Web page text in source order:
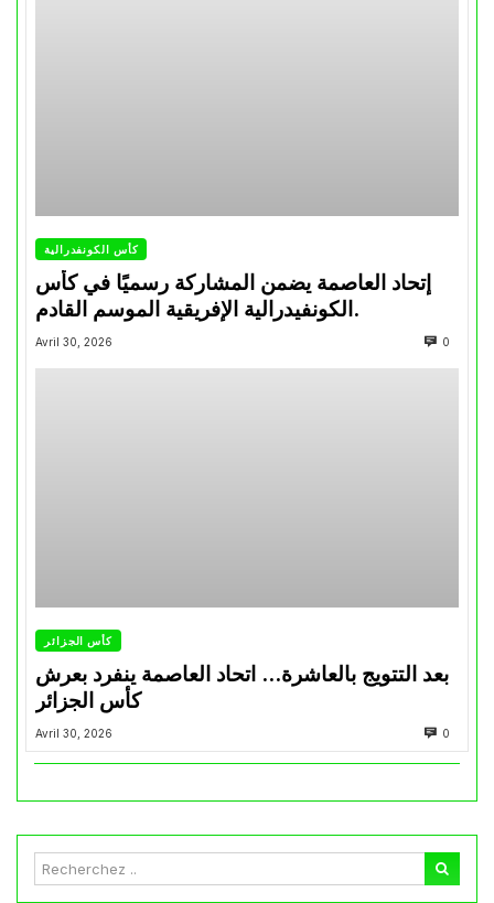
كأس الكونفدرالية
إتحاد العاصمة يضمن المشاركة رسميًا في كأس
الكونفيدرالية الإفريقية الموسم القادم.
Avril 30, 2026 0
كأس الجزائر
بعد التتويج بالعاشرة… اتحاد العاصمة ينفرد بعرش
كأس الجزائر
Avril 30, 2026 0